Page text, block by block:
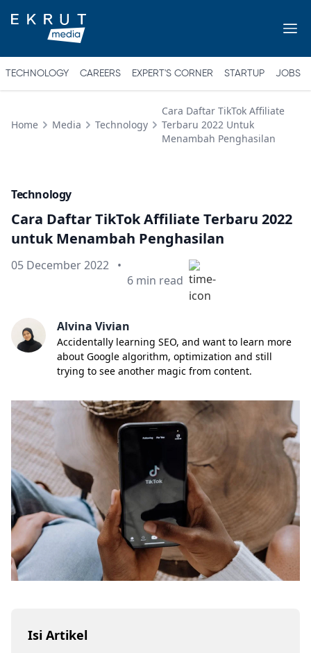
TECHNOLOGY CAREERS EXPERT'S CORNER STARTUP JOBS
Home Media Technology
Cara Daftar TikTok Affiliate
Terbaru 2022 Untuk
Menambah Penghasilan
Technology
Cara Daftar TikTok Affiliate Terbaru 2022
untuk Menambah Penghasilan
Published on
05 December 2022 •
Min read
6 min read
Alvina Vivian
Accidentally learning SEO, and want to learn more
about Google algorithm, optimization and still
trying to see another magic from content.
Isi Artikel